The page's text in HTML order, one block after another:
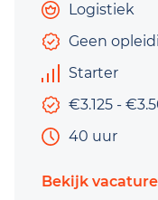
Logistiek
Geen
Starter
€3.125 -
40 uur
Bekijk vacature